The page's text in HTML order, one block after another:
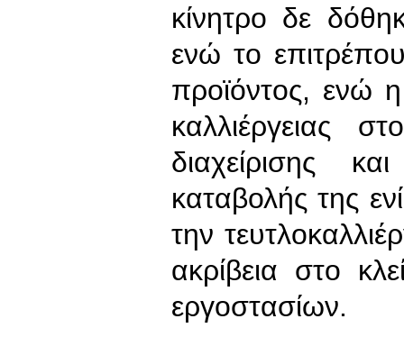
κίνητρο δε
ενώ το
προϊόντος, ενώ
καλλιέργειας
διαχείρισης
καταβολής της
την
ακρίβεια στο
εργοστασίων.